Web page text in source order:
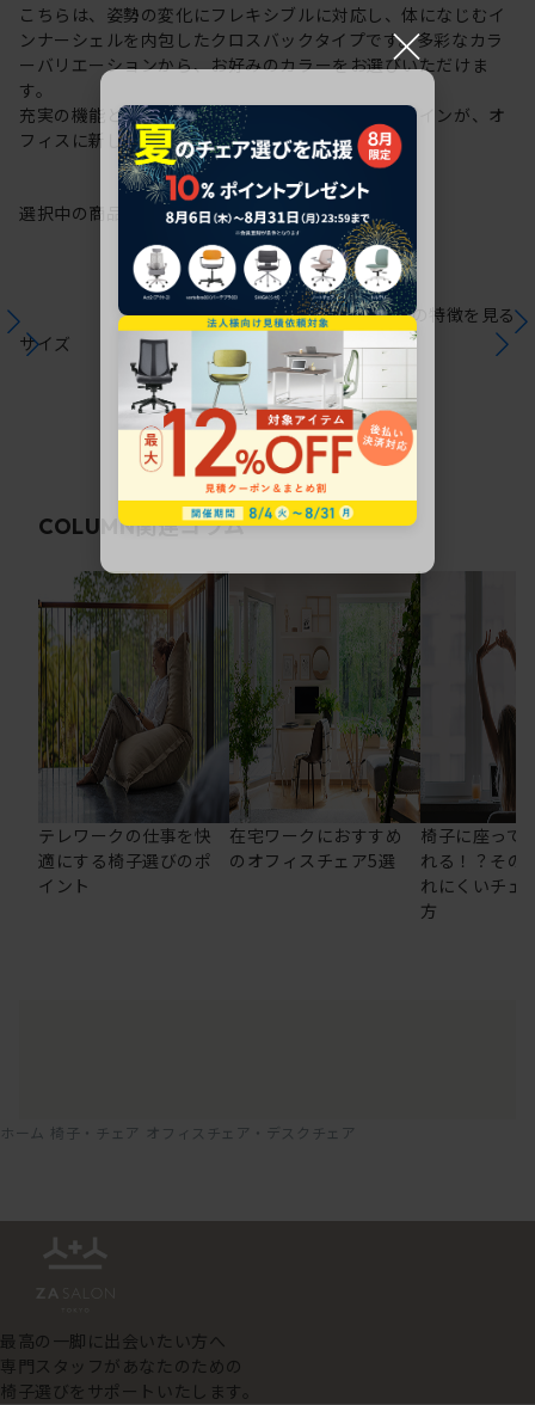
こちらは、姿勢の変化にフレキシブルに対応し、体になじむイ
ンナーシェルを内包したクロスバックタイプです。多彩なカラ
ーバリエーションから、お好みのカラーをお選びいただけま
す。
充実の機能と一体となった透明感のある美しいデザインが、オ
フィスに新しい風を運びます。
選択中の商品情報 保証注意事項
サイズ
シリーズの特徴を見る
COLUMN関連コラム
テレワークの仕事を快
適にする椅子選びのポ
イント
在宅ワークにおすすめ
のオフィスチェア5選
椅子に座って
れる！？その
れにくいチェ
方
ホーム 椅子・チェア オフィスチェア・デスクチェア
最高の一脚に出会いたい方へ
専門スタッフがあなたのための
椅子選びをサポートいたします。
×